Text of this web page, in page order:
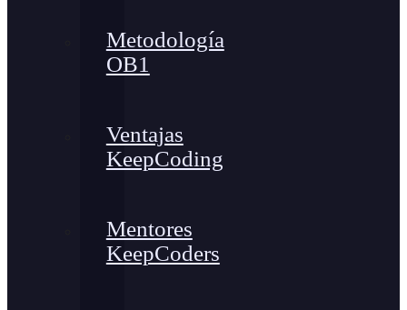
Metodología
OB1
Ventajas
KeepCoding
Mentores
KeepCoders